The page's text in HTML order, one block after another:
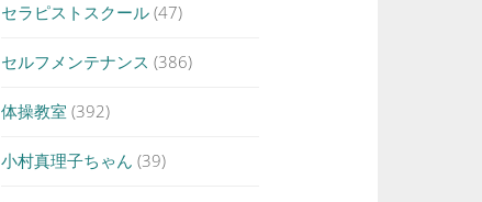
セラピストスクール (47)
セルフメンテナンス (386)
体操教室 (392)
小村真理子ちゃん (39)